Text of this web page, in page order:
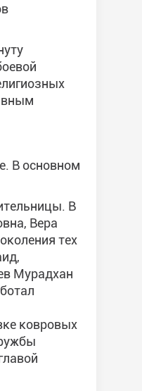
В основном
В
Вера
тех
Мурадхан
ковровых